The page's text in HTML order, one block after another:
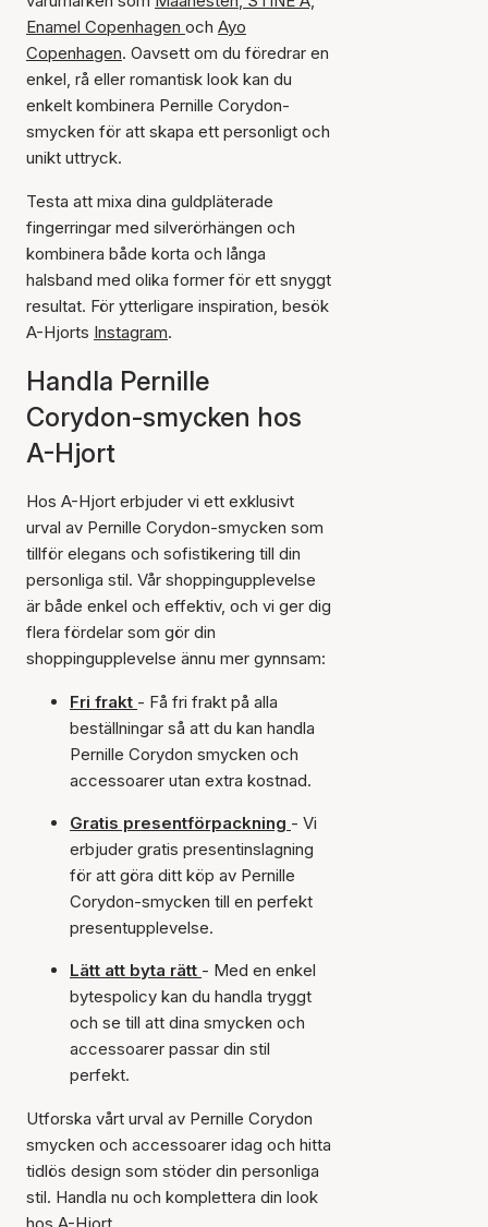
Enamel Copenhagen och Ayo
Copenhagen. Oavsett om du föredrar en
enkel, rå eller romantisk look kan du
enkelt kombinera Pernille Corydon-
smycken för att skapa ett personligt och
unikt uttryck.
Testa att mixa dina guldpläterade
fingerringar med silverörhängen och
kombinera både korta och långa
halsband med olika former för ett snyggt
resultat. För ytterligare inspiration, besök
A-Hjorts Instagram.
Handla Pernille
Corydon-smycken hos
A-Hjort
Hos A-Hjort erbjuder vi ett exklusivt
urval av Pernille Corydon-smycken som
tillför elegans och sofistikering till din
personliga stil. Vår shoppingupplevelse
är både enkel och effektiv, och vi ger dig
flera fördelar som gör din
shoppingupplevelse ännu mer gynnsam:
Fri frakt - Få fri frakt på alla
beställningar så att du kan handla
Pernille Corydon smycken och
accessoarer utan extra kostnad.
Gratis presentförpackning - Vi
erbjuder gratis presentinslagning
för att göra ditt köp av Pernille
Corydon-smycken till en perfekt
presentupplevelse.
Lätt att byta rätt - Med en enkel
bytespolicy kan du handla tryggt
och se till att dina smycken och
accessoarer passar din stil
perfekt.
Utforska vårt urval av Pernille Corydon
smycken och accessoarer idag och hitta
tidlös design som stöder din personliga
stil. Handla nu och komplettera din look